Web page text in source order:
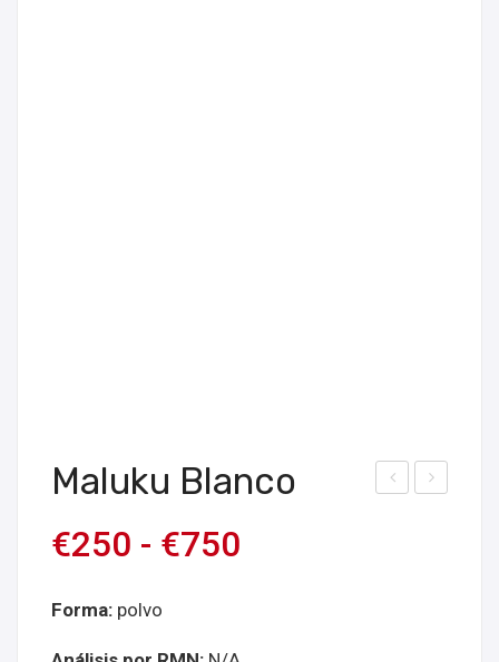
Maluku Blanco
€250 - €750
Forma: polvo